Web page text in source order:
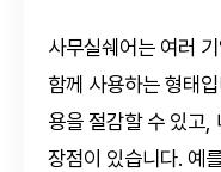
사무실쉐어는 여러
함께 사용하는 형태
용을 절감할 수 있고,
장점이 있습니다. 예